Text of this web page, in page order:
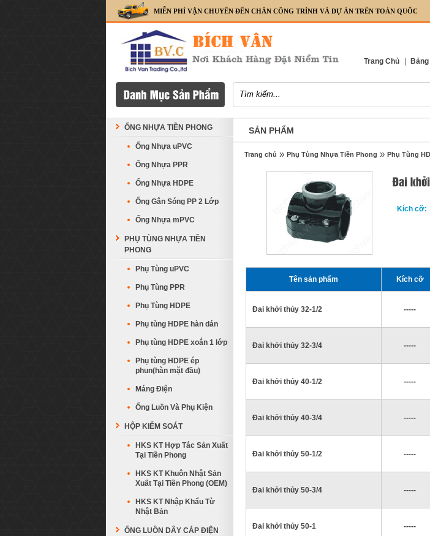
MIỄN PHÍ VẬN CHUYỂN ĐẾN CHÂN CÔNG TRÌNH VÀ DỰ ÁN TRÊN TOÀN QUỐC
Trang Chủ
SẢN PHẨM
Trang chủ » Phụ Tùng Nhựa Tiền Phong » Phụ Tùng
Kích cỡ:
Tên sản phẩm Kích cỡ
Đai khởi thủy 32-1/2 -----
Đai khởi thủy 32-3/4 -----
Đai khởi thủy 40-1/2 -----
Đai khởi thủy 40-3/4 -----
Đai khởi thủy 50-1/2 -----
Đai khởi thủy 50-3/4 -----
Đai khởi thủy 50-1 -----
ỐNG NHỰA TIỀN PHONG
Ống Nhựa uPVC
Ống Nhựa PPR
Ống Nhựa HDPE
Ống Gân Sóng PP 2 Lớp
Ống Nhựa mPVC
PHỤ TÙNG NHỰA TIỀN
PHONG
Phụ Tùng uPVC
Phụ Tùng PPR
Phụ Tùng HDPE
Phụ tùng HDPE hàn dán
Phụ tùng HDPE xoắn 1 lớp
Phụ tùng HDPE ép
phun(hàn mặt đầu)
Máng Điện
Ống Luồn Và Phụ Kiện
HỘP KIỂM SOÁT
HKS KT Hợp Tác Sản Xuất
Tại Tiền Phong
HKS KT Khuôn Nhật Sản
Xuất Tại Tiền Phong (OEM)
HKS KT Nhập Khẩu Từ
Nhật Bản
ỐNG LUỒN DÂY CÁP ĐIỆN